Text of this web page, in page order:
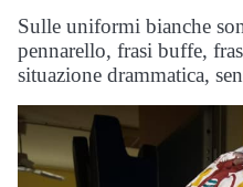
Sulle uniformi bianche
pennarello, frasi buffe,
situazione drammatica,